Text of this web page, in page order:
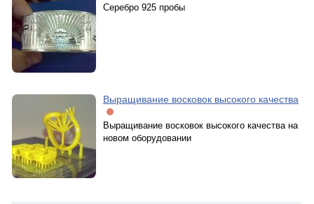
Серебро 925 пробы
Выращивание восковок высокого качества
Выращивание восковок высокого качества на
новом оборудовании